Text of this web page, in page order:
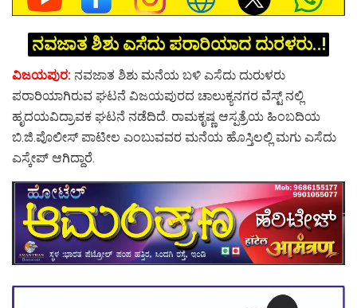
ನವಜಾತ‌ ಶಿಶು ಎಸೆದು ಪರಾರಿಯಾದ ದುರಳರು..!
ವಿಜಯಪುರ: ನವಜಾತ ಶಿಶು ಮನೆಯ ಬಳಿ ಎಸೆದು ದುರುಳರು
ಪರಾರಿಯಾಗಿರುವ ಘಟನೆ ವಿಜಯಪುರದ ಚಾಲುಕ್ಯನಗರ ವೆಸ್ಟ್ ನಲ್ಲಿ
ಹೃದಯವಿದ್ರಾವಕ ಘಟನೆ ನಡೆದಿದೆ. ರಾಮಕೃಷ್ಣ ಆಸ್ಪತ್ರೆಯ ಹಿಂಬದಿಯ
ಬಿ.ಜಿ.ಪೊಲೀಸ್ ಪಾಟೀಲ ಎಂಬುವವರ ಮನೆಯ ಹೊಸ್ತಿಲಲ್ಲಿ ಮಗು ಎಸೆದು
ಎಸ್ಕೇಪ್ ಆಗಿದ್ದಾರೆ.